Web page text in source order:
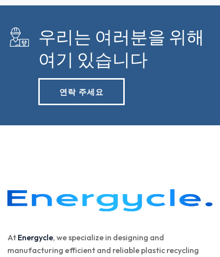
우리는 여러분을 위해
여기 있습니다
연락 주세요
At Energycle, we specialize in designing and
manufacturing efficient and reliable plastic recycling